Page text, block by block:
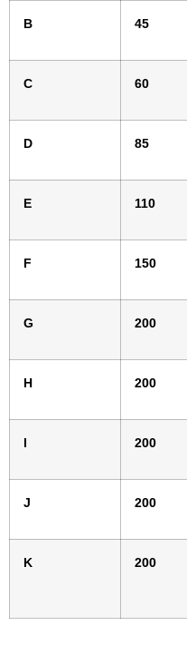
B 45
C 60
D 85
E 110
F 150
G 200
H 200
I 200
J 200
K 200